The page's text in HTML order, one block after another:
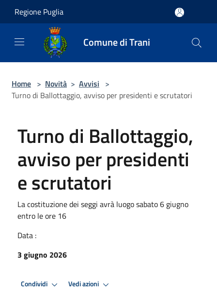
Regione Puglia
Comune di Trani
Home > Novità > Avvisi >
Turno di Ballottaggio, avviso per presidenti e scrutatori
Turno di Ballottaggio,
avviso per presidenti
e scrutatori
La costituzione dei seggi avrà luogo sabato 6 giugno
entro le ore 16
Data :
3 giugno 2026
Condividi Vedi azioni